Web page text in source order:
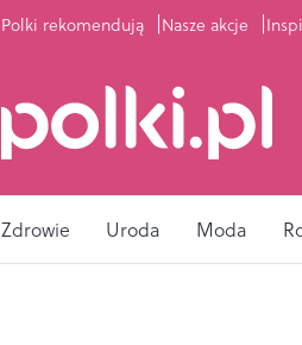
Polki rekomendują Nasze akcje
Zdrowie Uroda Moda